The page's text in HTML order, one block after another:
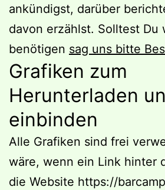
ankündigst, darüber
davon erzählst. Solltest Du
benötigen sag uns bitte
Grafiken zum
Herunterladen
einbinden
Alle Grafiken sind frei
wäre, wenn ein Link hinter
die Website https://